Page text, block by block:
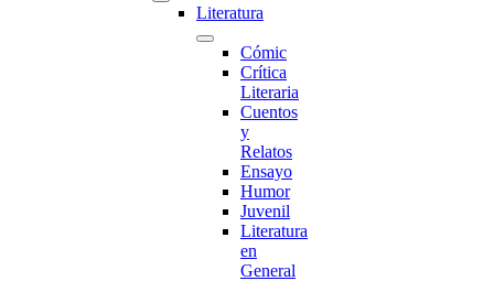
Literatura
Cómic
Crítica
Literaria
Cuentos
y
Relatos
Ensayo
Humor
Juvenil
Literatura
en
General